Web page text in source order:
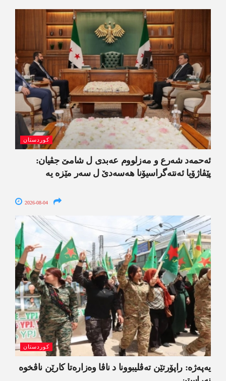
کوردستان
ئەحمەد شەرع و مەزلووم عەبدی ل شامێ جڤیان:
پێڤاژۆیا ئەنتەگراسیۆنا ھەسەدێ ل سەر مێزە یە
2026-08-04
کوردستان
یەپەژە: راپۆرتێن تەڤلیبوونا د ناڤا وەزارەتا کارێن ناڤخوە